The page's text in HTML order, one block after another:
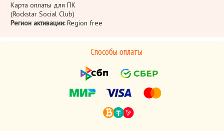
Карта оплаты для ПК
(Rockstar Social Club)
Регион активации:Region free
Способы оплаты